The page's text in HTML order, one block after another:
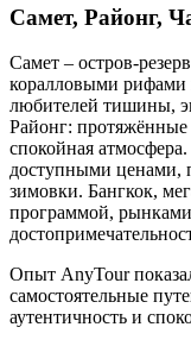
Самет, Районг,
Самет – остров-
коралловыми рифами
любителей тишины,
Районг:
спокойная
доступными ценами,
зимовки. Бангкок,
программой,
Опыт AnyTour
самостоятельные
аутентичность и